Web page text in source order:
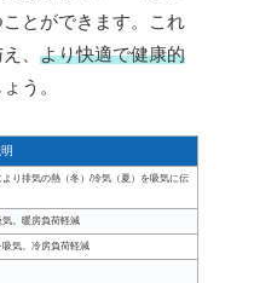
とができます。これ
、 より快適で健康的
う。
り排気の熱（冬）/冷気（夏）を吸気に伝
。暖房負荷軽減
気。冷房負荷軽減